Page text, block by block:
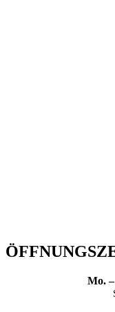
Mo.